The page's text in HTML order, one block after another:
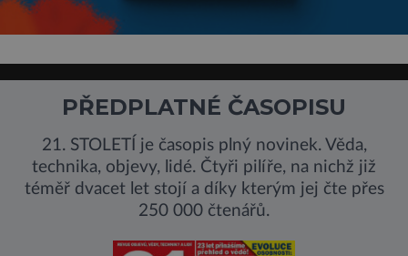
PŘEDPLATNÉ ČASOPISU
21. STOLETÍ je časopis plný novinek. Věda,
technika, objevy, lidé. Čtyři pilíře, na nichž již
téměř dvacet let stojí a díky kterým jej čte přes
250 000 čtenářů.